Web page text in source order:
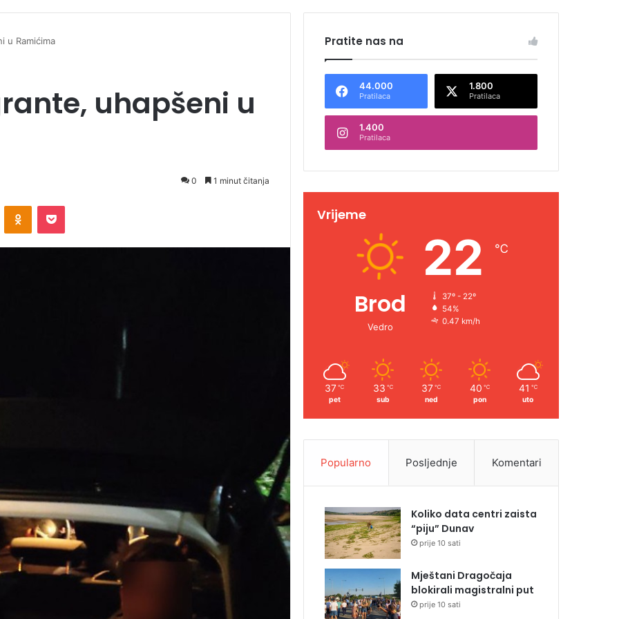
u Ramićima
uhapšeni u
0 1 minut čitanja
Pratite nas na
44.000
Pratilaca
1.800
Pratilaca
1.400
Pratilaca
Vrijeme
Brod
Vedro
22 ℃
37º - 22º
54%
0.47 km/h
37 ℃
pet
33 ℃
sub
37 ℃
ned
40 ℃
pon
41 ℃
uto
Popularno Posljednje Komentari
Koliko data centri zaista
“piju” Dunav
prije 10 sati
Mještani Dragočaja
blokirali magistralni put
prije 10 sati